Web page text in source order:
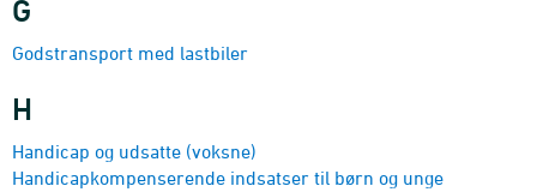
G
Godstransport med lastbiler
H
Handicap og udsatte (voksne)
Handicapkompenserende indsatser til børn og unge